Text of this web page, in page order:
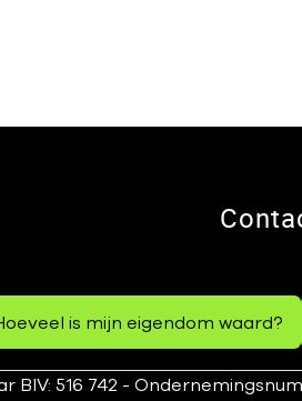
is mijn eigendom waard?
516 742 -